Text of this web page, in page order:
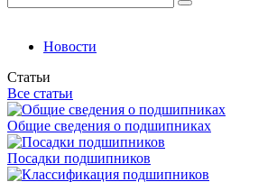
Новости
Статьи
Все статьи
Общие сведения о подшипниках
Посадки подшипников